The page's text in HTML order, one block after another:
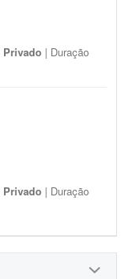
Privado | Duração
Privado | Duração